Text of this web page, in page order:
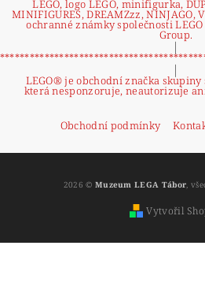
LEGO, logo LEGO, minifigurka,
MINIFIGURES, DREAMZzz, NINJAGO,
ochranné známky společnosti
Group.
|
|
LEGO® je obchodní značka skupiny
která nesponzoruje, neautorizuje
Obchodní podmínky
2026 © Muzeum LEGA Tábor ,
Vytvořil